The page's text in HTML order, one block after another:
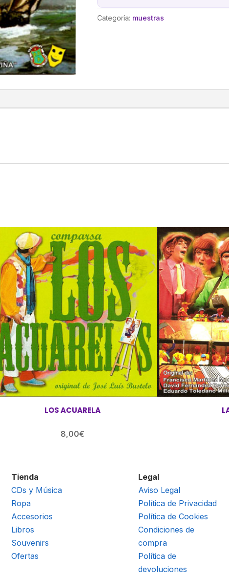
Categoría: muestras
LOS ACUARELA
8,00€
Tienda
CDs y Música
Ropa
Accesorios
Libros
Souvenirs
Ofertas
Legal
Aviso Legal
Política de Privacidad
Política de Cookies
Condiciones de
compra
Política de
devoluciones